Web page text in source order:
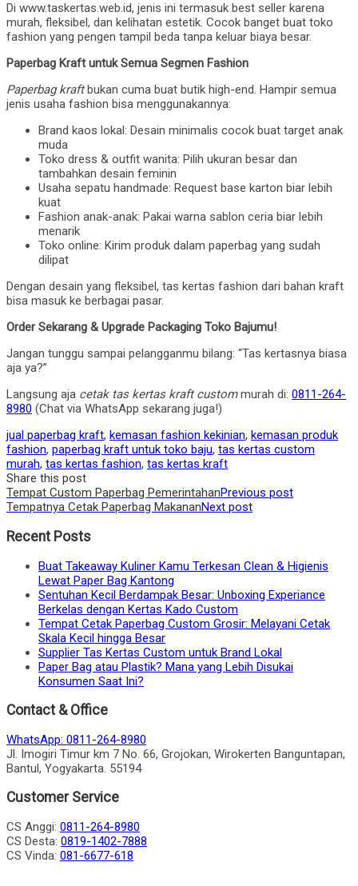
Di www.taskertas.web.id, jenis ini termasuk best seller karena
murah, fleksibel, dan kelihatan estetik. Cocok banget buat toko
fashion yang pengen tampil beda tanpa keluar biaya besar.
Paperbag Kraft untuk Semua Segmen Fashion
Paperbag kraftbukan cuma buat butik high-end. Hampir semua
jenis usaha fashion bisa menggunakannya:
Brand kaos lokal: Desain minimalis cocok buat target anak
muda
Toko dress & outfit wanita: Pilih ukuran besar dan
tambahkan desain feminin
Usaha sepatu handmade: Request base karton biar lebih
kuat
Fashion anak-anak: Pakai warna sablon ceria biar lebih
menarik
Toko online: Kirim produk dalam paperbag yang sudah
dilipat
Dengan desain yang fleksibel, tas kertas fashion dari bahan kraft
bisa masuk ke berbagai pasar.
Order Sekarang & Upgrade Packaging Toko Bajumu!
Jangan tunggu sampai pelangganmu bilang: “Tas kertasnya biasa
aja ya?”
Langsung aja cetak tas kertas kraft custommurah di: 0811-264-
8980 (Chat via WhatsApp sekarang juga!)
jual paperbag kraft, kemasan fashion kekinian, kemasan produk
fashion, paperbag kraft untuk toko baju, tas kertas custom
murah, tas kertas fashion, tas kertas kraft
Share this post
Post
navigation
Tempat Custom Paperbag PemerintahanPrevious post
Tempatnya Cetak Paperbag MakananNext post
Recent Posts
Buat Takeaway Kuliner Kamu Terkesan Clean & Higienis
Lewat Paper Bag Kantong
Sentuhan Kecil Berdampak Besar: Unboxing Experiance
Berkelas dengan Kertas Kado Custom
Tempat Cetak Paperbag Custom Grosir: Melayani Cetak
Skala Kecil hingga Besar
Supplier Tas Kertas Custom untuk Brand Lokal
Paper Bag atau Plastik? Mana yang Lebih Disukai
Konsumen Saat Ini?
Contact & Office
WhatsApp: 0811-264-8980
Jl. Imogiri Timur km 7 No. 66, Grojokan, Wirokerten Banguntapan,
Bantul, Yogyakarta. 55194
Customer Service
CS Anggi: 0811-264-8980
CS Desta: 0819-1402-7888
CS Vinda: 081-6677-618